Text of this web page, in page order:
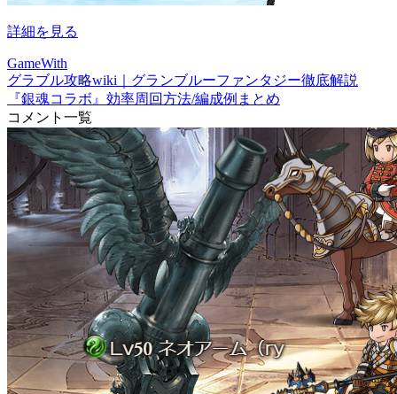
詳細を見る
GameWith
グラブル攻略wiki｜グランブルーファンタジー徹底解説
『銀魂コラボ』効率周回方法/編成例まとめ
コメント一覧